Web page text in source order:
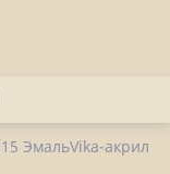
ЭмальVika-акрил